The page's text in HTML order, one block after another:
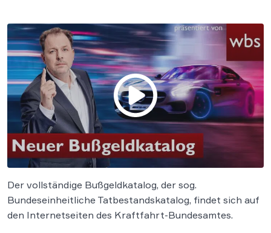
Der vollständige Bußgeldkatalog, der sog.
Bundeseinheitliche Tatbestandskatalog, findet sich auf
den Internetseiten des Kraftfahrt-Bundesamtes.